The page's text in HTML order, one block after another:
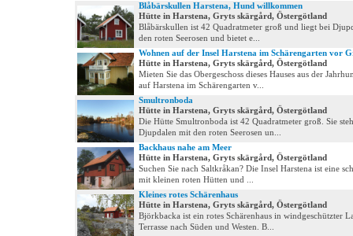
Blåbärskullen Harstena, Hund willkommen
Hütte in Harstena, Gryts skärgård, Östergötland
Blåbärskullen ist 42 Quadratmeter groß und liegt bei
den roten Seerosen und bietet e...
Wohnen auf der Insel Harstena im Schärengarten vor
Hütte in Harstena, Gryts skärgård, Östergötland
Mieten Sie das Obergeschoss dieses Hauses aus der
auf Harstena im Schärengarten v...
Smultronboda
Hütte in Harstena, Gryts skärgård, Östergötland
Die Hütte Smultronboda ist 42 Quadratmeter groß. Sie
Djupdalen mit den roten Seerosen un...
Backhaus nahe am Meer
Hütte in Harstena, Gryts skärgård, Östergötland
Suchen Sie nach Saltkråkan? Die Insel Harstena ist eine
mit kleinen roten Hütten und ...
Kleines rotes Schärenhaus
Hütte in Harstena, Gryts skärgård, Östergötland
Björkbacka ist ein rotes Schärenhaus in windgeschützter
Terrasse nach Süden und Westen. B...